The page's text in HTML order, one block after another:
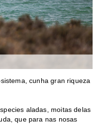
cunha gran riqueza
aladas, moitas delas
que para nas nosas